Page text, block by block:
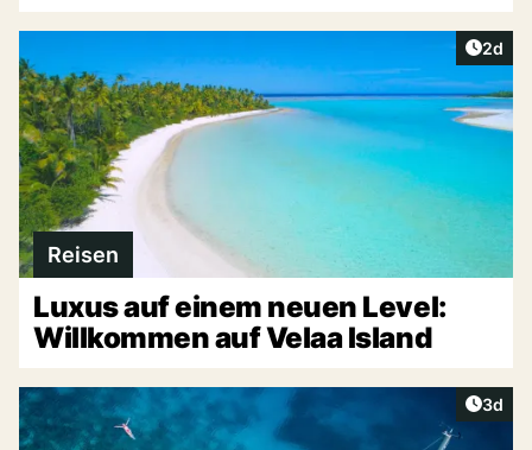
2d
Reisen
Luxus auf einem neuen Level:
Willkommen auf Velaa Island
3d